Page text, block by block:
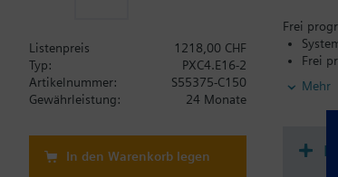
Frei
Frei
Mehr
Listenpreis
1218,00 CHF
Typ:
PXC4.E16-2
Artikelnummer:
S55375-C150
Gewährleistung:
24 Monate
In den Warenkorb legen